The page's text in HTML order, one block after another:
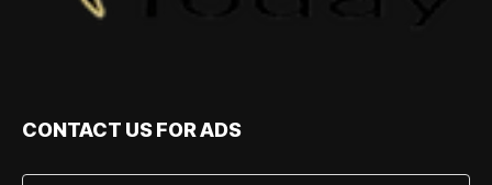
CONTACT US FOR ADS